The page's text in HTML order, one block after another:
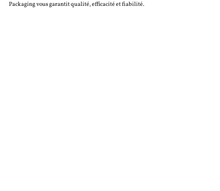
Packaging vous garantit qualité, efficacité et fiabilité.